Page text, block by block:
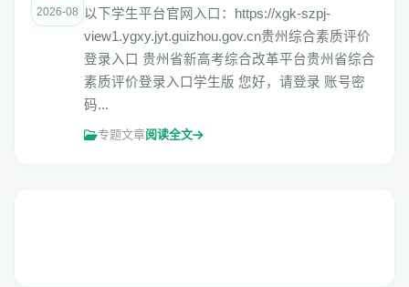
2026-08 以下学生平台官网入口：https://xgk-szpj-
view1.ygxy.jyt.guizhou.gov.cn贵州综合素质评价
登录入口 贵州省新高考综合改革平台贵州省综合
素质评价登录入口学生版 您好，请登录 账号密
码...
专题文章阅读全文